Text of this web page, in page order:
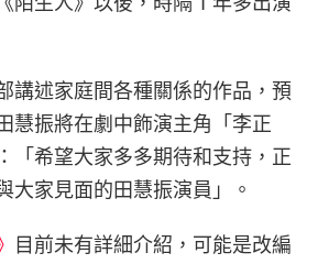
講述家庭間各種關係的作品，預
慧振將在劇中飾演主角「李正
「希望大家多多期待和支持，正
大家見面的田慧振演員」。
目前未有詳細介紹，可能是改編